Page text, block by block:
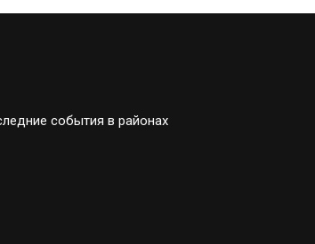
события в районах